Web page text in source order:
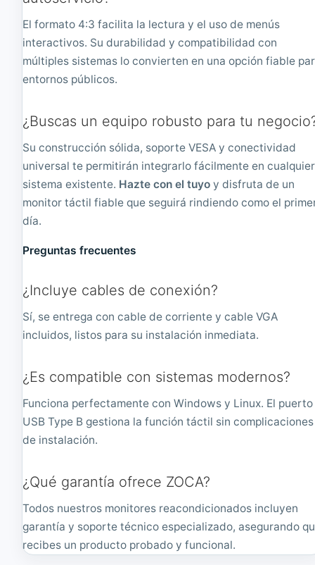
El formato 4:3 facilita la lectura y el uso de menús
interactivos. Su durabilidad y compatibilidad con
múltiples sistemas lo convierten en una opción fiable
entornos públicos.
¿Buscas un equipo robusto para tu
Su construcción sólida, soporte VESA y conectividad
universal te permitirán integrarlo fácilmente en cualquier
sistema existente. Hazte con el tuyo y disfruta de un
monitor táctil fiable que seguirá rindiendo como el
día.
Preguntas frecuentes
¿Incluye cables de conexión?
Sí, se entrega con cable de corriente y cable VGA
incluidos, listos para su instalación inmediata.
¿Es compatible con sistemas modernos?
Funciona perfectamente con Windows y Linux. El puerto
USB Type B gestiona la función táctil sin complicaciones
de instalación.
¿Qué garantía ofrece ZOCA?
Todos nuestros monitores reacondicionados incluyen
garantía y soporte técnico especializado, asegurando
recibes un producto probado y funcional.